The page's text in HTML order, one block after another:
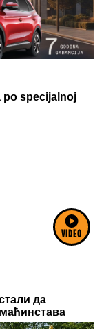
VIDEO
у војном